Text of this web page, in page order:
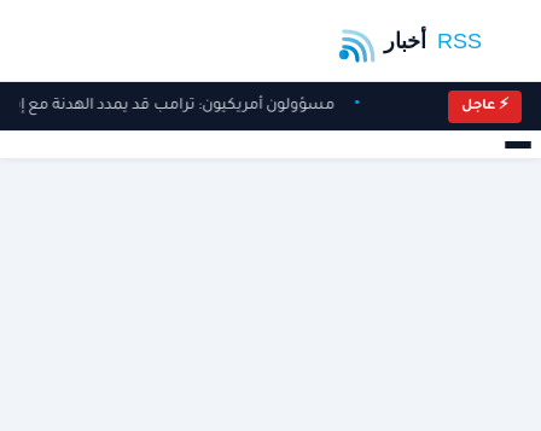
⚡ عاجل مسؤولون أمريكيون: ترامب قد يمدد الهدنة مع